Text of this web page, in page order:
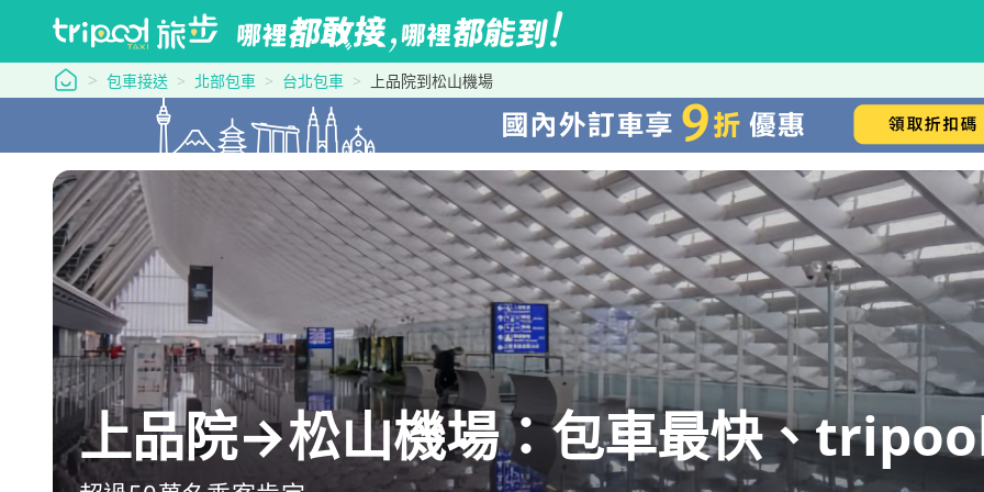
tripool 旅步
包車接送 北部包車 台北包車 上品院到松山機場
上品院→松山機場：包車最快、